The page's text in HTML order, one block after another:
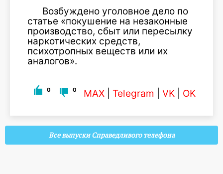
Возбуждено уголовное дело по
статье «покушение на незаконные
производство, сбыт или пересылку
наркотических средств,
психотропных веществ или их
аналогов».
0 0 MAX Telegram VK OK
Все выпуски Справедливого телефона